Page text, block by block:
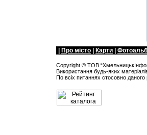
Про мiсто Карти
Copyright © ТОВ
Використання будь-яких
По всіх питанняx стосовно даного